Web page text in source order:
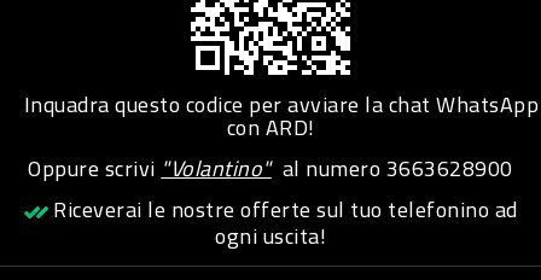
PET
FRESCHI
PIATTI
Inquadra questo codice per avviare la chat WhatsApp
con ARD!
Oppure scrivi"Volantino"al numero3663628900
Riceverai le nostre offerte sul tuo telefonino ad
ogni uscita!